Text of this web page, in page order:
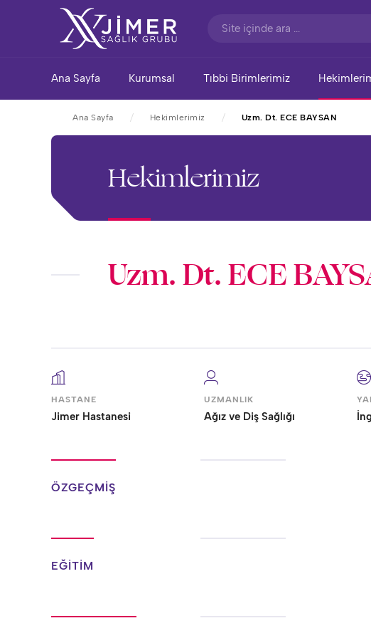
Ana Sayfa Kurumsal Tıbbi Birimlerimiz
Ana Sayfa Hekimlerimiz Uzm. Dt. ECE BAYSAN
Hekimlerimiz
Uzm. Dt. ECE
HASTANE
Jimer Hastanesi
UZMANLIK
Ağız ve Diş Sağlığı
ÖZGEÇMİŞ
EĞİTİM